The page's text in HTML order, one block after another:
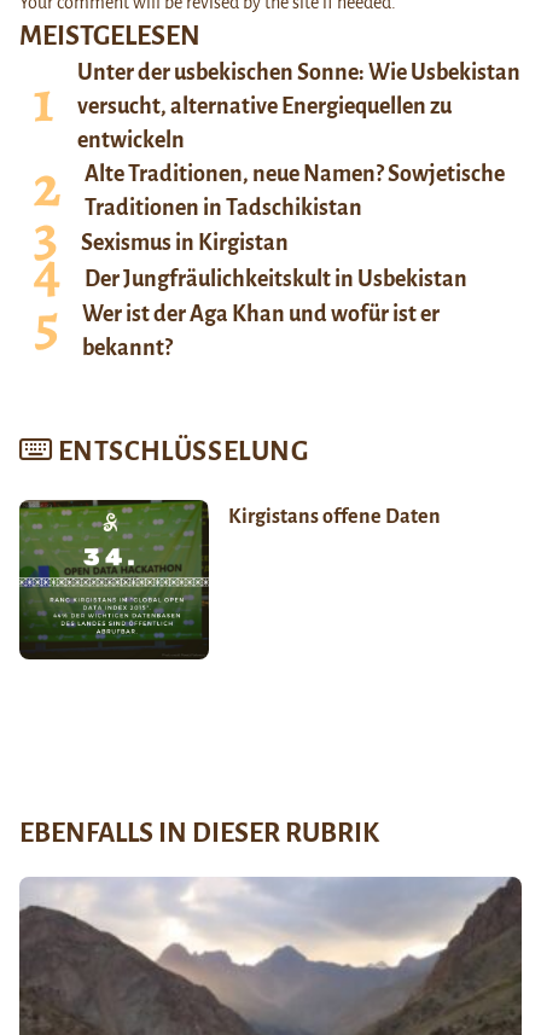
MEISTGELESEN
Unter der usbekischen Sonne: Wie Usbekistan
versucht, alternative Energiequellen zu
entwickeln
Alte Traditionen, neue Namen? Sowjetische
Traditionen in Tadschikistan
Sexismus in Kirgistan
Der Jungfräulichkeitskult in Usbekistan
Wer ist der Aga Khan und wofür ist er
bekannt?
ENTSCHLÜSSELUNG
Kirgistans offene Daten
EBENFALLS IN DIESER RUBRIK